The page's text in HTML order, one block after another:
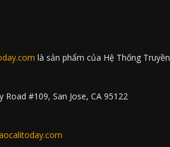
là sản phẩm của Hệ Thống Truyền
Road #109, San Jose, CA 95122